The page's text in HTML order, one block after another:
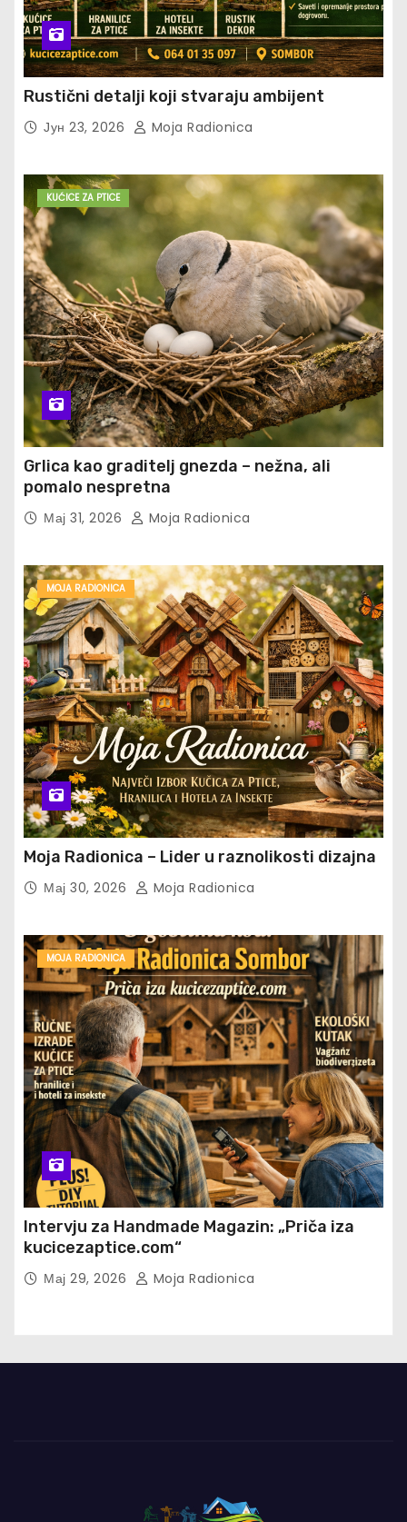
Rustični detalji koji stvaraju ambijent
Јун 23, 2026 Moja Radionica
KUĆICE ZA PTICE
Grlica kao graditelj gnezda – nežna, ali
pomalo nespretna
Мај 31, 2026 Moja Radionica
MOJA RADIONICA
Moja Radionica – Lider u raznolikosti dizajna
Мај 30, 2026 Moja Radionica
MOJA RADIONICA
Intervju za Handmade Magazin: „Priča iza
kucicezaptice.com“
Мај 29, 2026 Moja Radionica